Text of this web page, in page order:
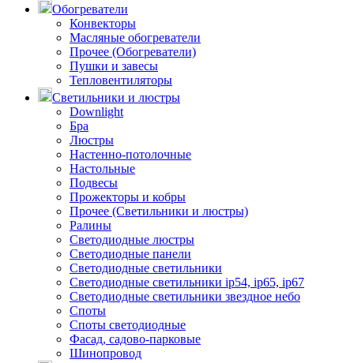
Обогреватели
Конвекторы
Масляные обогреватели
Прочее (Обогреватели)
Пушки и завесы
Тепловентиляторы
Светильники и люстры
Downlight
Бра
Люстры
Настенно-потолочные
Настольные
Подвесы
Прожекторы и кобры
Прочее (Светильники и люстры)
Ралины
Светодиодные люстры
Светодиодные панели
Светодиодные светильники
Светодиодные светильники ip54, ip65, ip67
Светодиодные светильники звездное небо
Споты
Споты светодиодные
Фасад, садово-парковые
Шинопровод